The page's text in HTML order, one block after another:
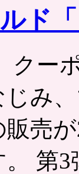
ド
クー
じみ
売
第